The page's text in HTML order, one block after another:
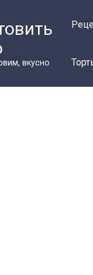
вкусно